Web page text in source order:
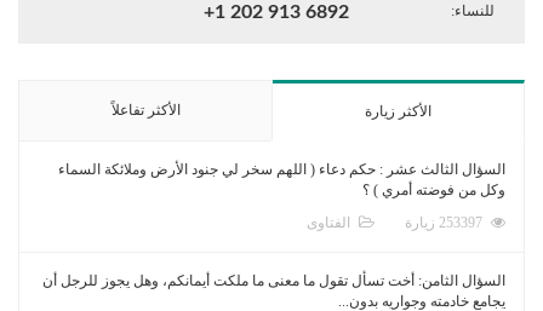
للنساء: +1 202 913 6892
الأكثر زيارة الأكثر تفاعلاً
السؤال الثالث عشر : حكم دعاء ( اللهم سخر لي جنود الأرض وملائكة السماء
وكل من فوضته أمري ) ؟
الفتاوى
السؤال الثامن: أخت تسأل تقول ما معنى ما ملكت أيمانكم، وهل يجوز للرجل أن
يجامع خادمته وجواريه بدون...